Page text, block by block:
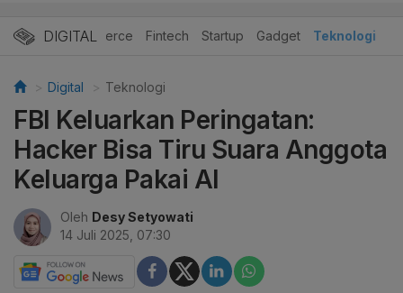
DIGITAL
E-Commerce Fintech Startup Gadget Teknologi
Digital Teknologi
FBI Keluarkan Peringatan:
Hacker Bisa Tiru Suara Anggota
Keluarga Pakai AI
Oleh Desy Setyowati
14 Juli 2025, 07:30